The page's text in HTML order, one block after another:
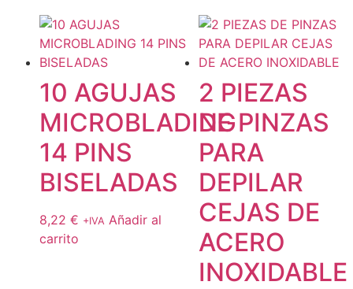
10 AGUJAS
MICROBLADING
14 PINS
BISELADAS
8,22 € +IVA Añadir al
carrito
2 PIEZAS
DE PINZAS
PARA
DEPILAR
CEJAS DE
ACERO
INOXIDABLE